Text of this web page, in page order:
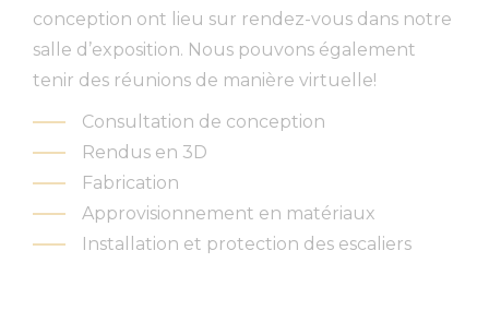
conception ont lieu sur rendez-vous dans notre
salle d’exposition. Nous pouvons également
tenir des réunions de manière virtuelle!
Consultation de conception
Rendus en 3D
Fabrication
Approvisionnement en matériaux
Installation et protection des escaliers